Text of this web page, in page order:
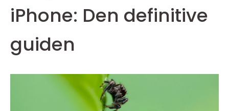
iPhone: Den definitive
guiden